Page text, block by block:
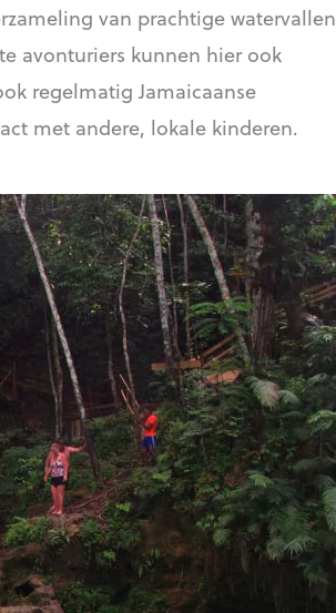
van prachtige watervallen
avonturiers kunnen hier ook
regelmatig Jamaicaanse
met andere, lokale kinderen.